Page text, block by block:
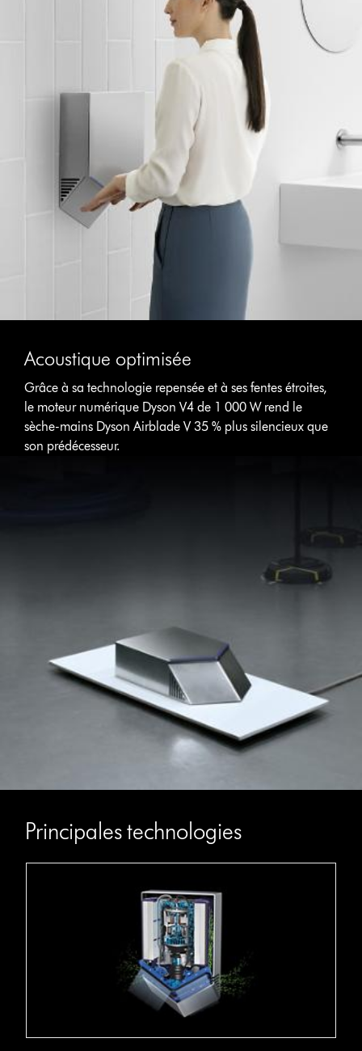
Acoustique optimisée
Grâce à sa technologie repensée et à ses fentes étroites,
le moteur numérique Dyson V4 de 1 000 W rend le
sèche-mains Dyson Airblade V 35 % plus silencieux que
son prédécesseur.
Principales technologies